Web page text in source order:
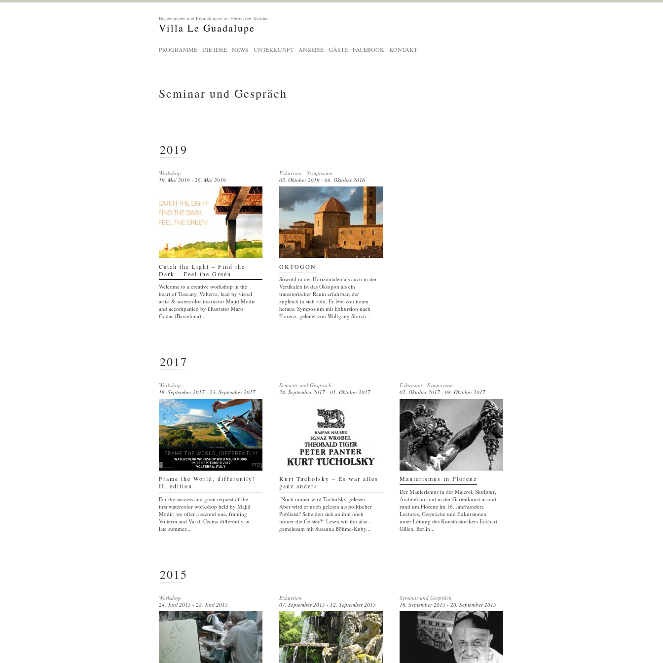
Begegnungen und Erkundungen im Herzen der Toskana
Villa Le Guadalupe
PROGRAMME DIE IDEE NEWS UNTERKUNFT ANREISE GÄSTE FACEBOOK KONTAKT
Seminar und Gespräch
2019
Workshop
19. Mai 2019 - 26. Mai 2019
Catch the Light – Find the
Dark – Feel the Green
Welcome to a creative workshop in the
heart of Tuscany, Volterra, lead by visual
artist & watercolor instructor Majid Modir
and accompanied by illustrator Maru
Godas (Barcelona)...
Exkursion - Symposium
02. Oktober 2019 - 08. Oktober 2016
OKTOGON
Sowohl in der Horizontalen als auch in der
Vertikalen ist das Oktogon als ein
transitorischer Raum erfahrbar, der
zugleich in sich ruht. Er lebt von innen
heraus. Symposium mit Exkursion nach
Florenz, geleitet von Wolfgang Storch...
2017
Workshop
19. September 2017 - 23. September 2017
Frame the World, differently!
II. edition
For the success and great request of the
first watercolor workshop held by Majid
Modir, we offer a second one, framing
Volterra and Val di Cecina differently in
late summer...
Seminar und Gespräch
28. September 2017 - 01. Oktober 2017
Kurt Tucholsky – Es war alles
ganz anders
"Noch immer wird Tucholsky gelesen.
Aber wird er noch gelesen als politischer
Publizist? Scheiden sich an ihm noch
immer die Geister?“ Lesen wir ihn also -
gemeinsam mit Susanna Böhme-Kuby...
Exkursion - Symposium
02. Oktober 2017 - 08. Oktober 2017
Manierismus in Florenz
Der Manierismus in der Malerei, Skulptur,
Architektur und in der Gartenkunst in und
rund um Florenz im 16. Jahrhundert.
Lectures, Gespräche und Exkursionen
unter Leitung des Kunsthistorikers Eckhart
Gillen, Berlin...
2015
Workshop
24. Juni 2015 - 28. Juni 2015
Exkursion
07. September 2015 - 12. September 2015
Seminar und Gespräch
16. September 2015 - 20. September 2015